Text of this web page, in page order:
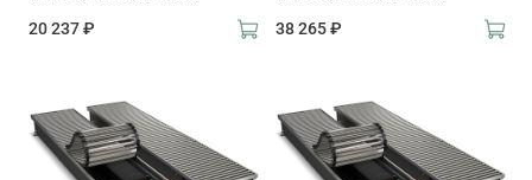
20 237 ₽
38 265 ₽